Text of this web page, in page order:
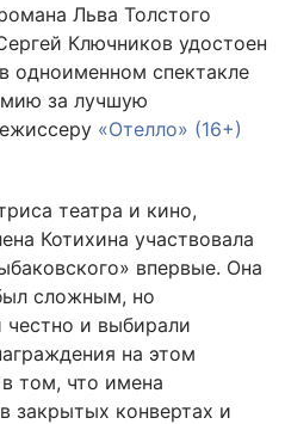
Льва Толстого
Ключников удостоен
одноименном спектакле
за лучшую
«Отелло» (16+)
театра и кино,
Котихина участвовала
впервые. Она
сложным, но
и выбирали
на этом
том, что имена
закрытых конвертах и